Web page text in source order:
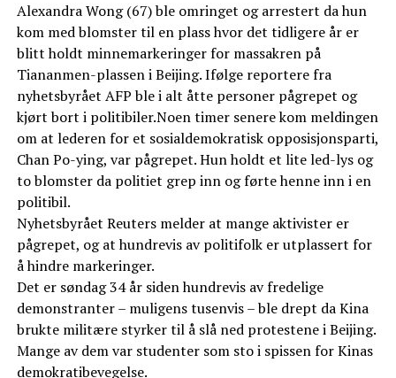
Alexandra Wong (67) ble omringet og arrestert da hun
kom med blomster til en plass hvor det tidligere år er
blitt holdt minnemarkeringer for massakren på
Tiananmen-plassen i Beijing. Ifølge reportere fra
nyhetsbyrået AFP ble i alt åtte personer pågrepet og
kjørt bort i politibiler.Noen timer senere kom meldingen
om at lederen for et sosialdemokratisk opposisjonsparti,
Chan Po-ying, var pågrepet. Hun holdt et lite led-lys og
to blomster da politiet grep inn og førte henne inn i en
politibil.
Nyhetsbyrået Reuters melder at mange aktivister er
pågrepet, og at hundrevis av politifolk er utplassert for
å hindre markeringer.
Det er søndag 34 år siden hundrevis av fredelige
demonstranter – muligens tusenvis – ble drept da Kina
brukte militære styrker til å slå ned protestene i Beijing.
Mange av dem var studenter som sto i spissen for Kinas
demokratibevegelse.